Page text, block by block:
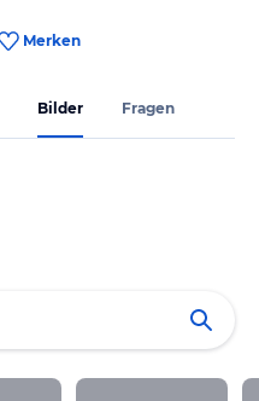
Merken
Bilder Fragen